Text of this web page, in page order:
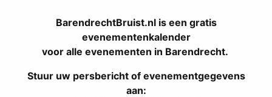
BarendrechtBruist.nl is een gratis
evenementenkalender
voor alle evenementen in Barendrecht.
Stuur uw persbericht of evenementgegevens
aan: